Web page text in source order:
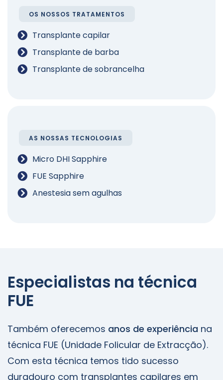
OS NOSSOS TRATAMENTOS
Transplante capilar
Transplante de barba
Transplante de sobrancelha
AS NOSSAS TECNOLOGIAS
Micro DHI Sapphire
FUE Sapphire
Anestesia sem agulhas
Especialistas na técnica
FUE
Também oferecemos anos de experiência na
técnica FUE (Unidade Folicular de Extracção).
Com esta técnica temos tido sucesso
duradouro com transplantes capilares em